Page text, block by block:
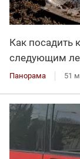
Как посадить
следующим
Панорама 51